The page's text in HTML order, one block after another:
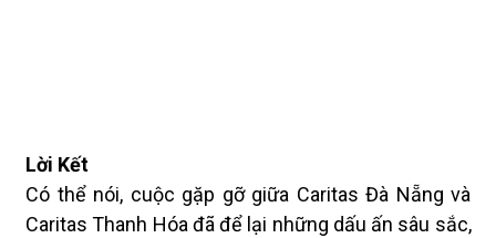
Lời Kết
Có thể nói, cuộc gặp gỡ giữa Caritas Đà Nẵng và
Caritas Thanh Hóa đã để lại những dấu ấn sâu sắc,